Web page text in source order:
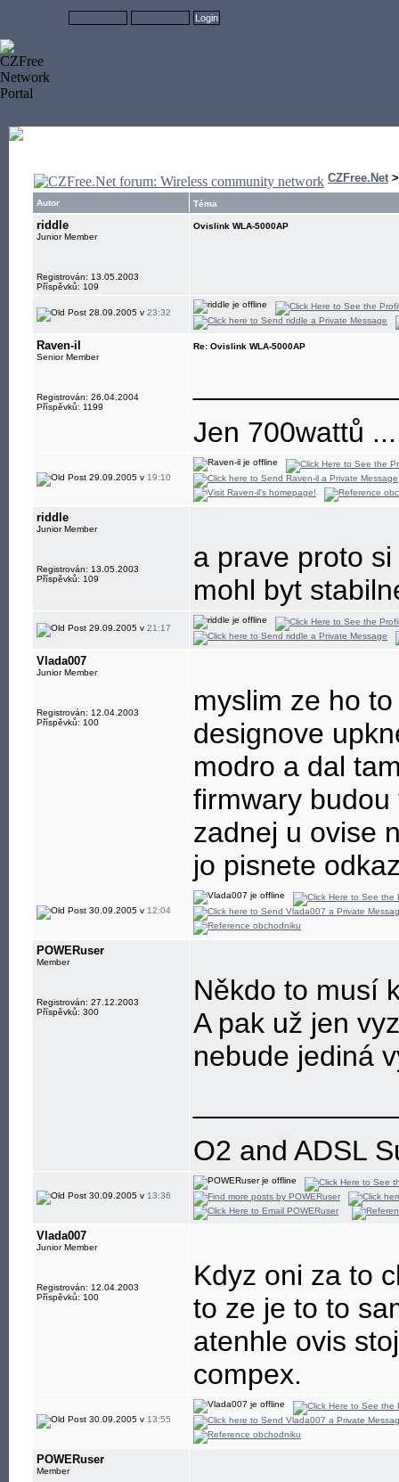
CZFree.Net
Autor Téma
riddle
Junior Member
Registrován: 13.05.2003
Příspěvků: 109
Ovislink WLA-5000AP
28.09.2005 v 23:32
Raven-il
Senior Member
Registrován: 26.04.2004
Příspěvků: 1199
Re: Ovislink WLA-5000AP
Jen 700wattů
29.09.2005 v 19:10
riddle
Junior Member
Registrován: 13.05.2003
Příspěvků: 109
a prave proto
mohl byt
29.09.2005 v 21:17
Vlada007
Junior Member
Registrován: 12.04.2003
Příspěvků: 100
myslim ze ho
designove
modro a dal
firmwary
zadnej u ovise
jo pisnete
30.09.2005 v 12:04
POWERuser
Member
Registrován: 27.12.2003
Příspěvků: 300
Někdo to musí
A pak už jen
nebude jediná
O2 and ADSL
30.09.2005 v 13:36
Vlada007
Junior Member
Registrován: 12.04.2003
Příspěvků: 100
Kdyz oni za to
to ze je to to
atenhle ovis
compex.
30.09.2005 v 13:55
POWERuser
Member